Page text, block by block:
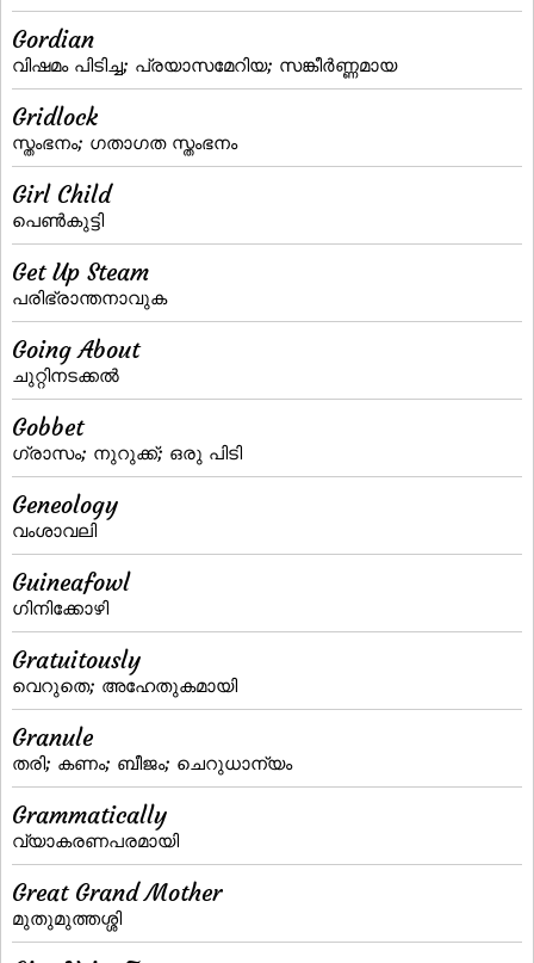
Gordian
വിഷമം പിടിച്ച; പ്രയാസമേറിയ; സങ്കീര്‍ണ്ണമായ
Gridlock
സ്തംഭനം; ഗതാഗത സ്തംഭനം
Girl Child
പെണ്‍കുട്ടി
Get Up Steam
പരിഭ്രാന്തനാവുക
Going About
ചുറ്റിനടക്കല്‍
Gobbet
ഗ്രാസം; നുറുക്ക്‌; ഒരു പിടി
Geneology
വംശാവലി
Guineafowl
ഗിനിക്കോഴി
Gratuitously
വെറുതെ; അഹേതുകമായി
Granule
തരി; കണം; ബീജം; ചെറുധാന്യം
Grammatically
വ്യാകരണപരമായി
Great Grand Mother
മുതുമുത്തശ്ശി